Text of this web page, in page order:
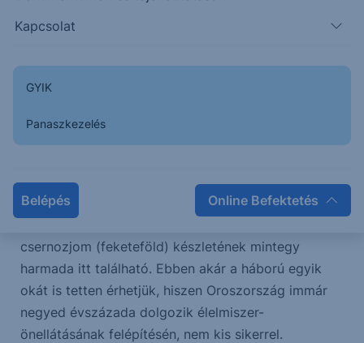
Kapcsolat
GYIK
Panaszkezelés
Belépés Online Befektetés
szabad tehát rácsodálkozni. Inkább intézményileg
hetekben – ha csak nem lesz forróbb téma – futunk
egy kört a határaink mentán e témában.
agrártermelő. Földrajzi elhelyezkedése, adottságai
arra predesztinálják, hogy a világpiac egyik
csernozjom (feketeföld) készletének mintegy
harmada itt található. Ebben akár a háború egyik
okát is tetten érhetjük, hiszen Oroszország immár
negyed évszázada dolgozik élelmiszer-
önellátásának felépítésén, nem kis sikerrel.